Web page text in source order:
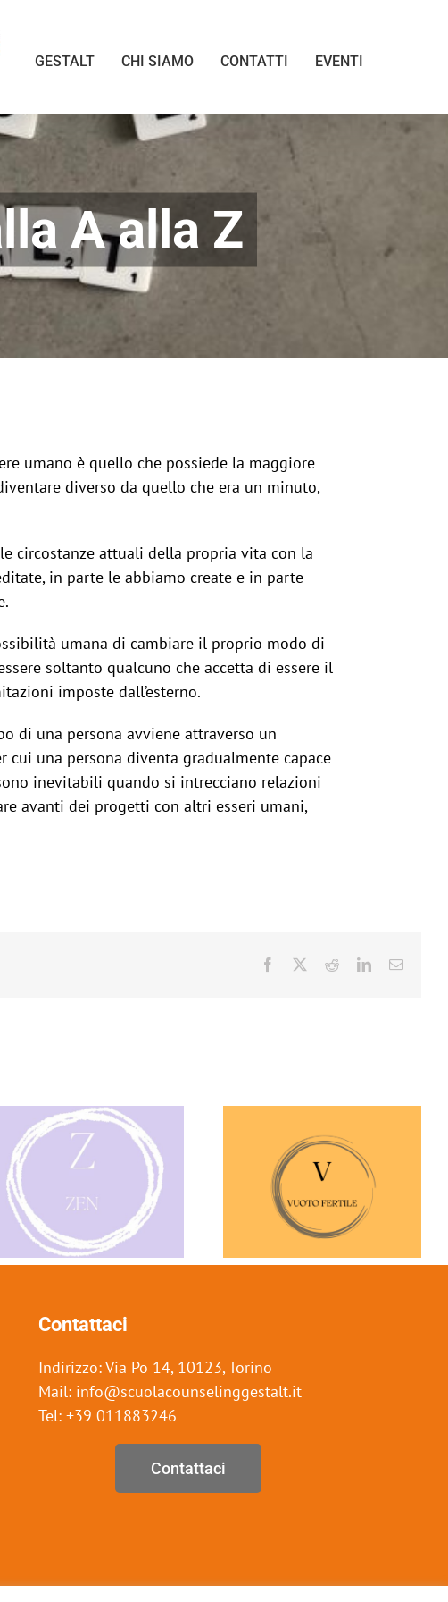
GESTALT CHI SIAMO CONTATTI EVENTI
A alla Z
umano è quello che possiede la maggiore
diverso da quello che era un minuto,
circostanze attuali della propria vita con la
in parte le abbiamo create e in parte
umana di cambiare il proprio modo di
soltanto qualcuno che accetta di essere il
imposte dall’esterno.
di una persona avviene attraverso un
cui una persona diventa gradualmente capace
inevitabili quando si intrecciano relazioni
avanti dei progetti con altri esseri umani,
Facebook RedditLinkedInEmail
Contattaci
Indirizzo: Via Po 14, 10123, Torino
Mail: info@scuolacounselinggestalt.it
Tel: +39 011883246
Contattaci